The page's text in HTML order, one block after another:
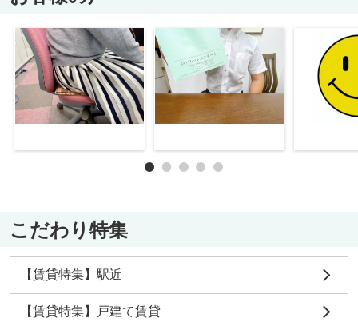
こだわり特集
【賃貸特集】駅近
【賃貸特集】戸建て賃貸